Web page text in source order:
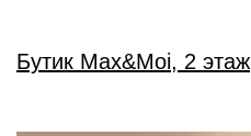
Бутик Max&Moi, 2 этаж